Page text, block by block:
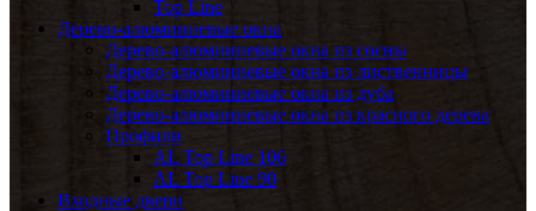
Top Line
Дерево-алюминиевые окна
Дерево-алюминиевые окна из сосны
Дерево-алюминиевые окна из лиственницы
Дерево-алюминиевые окна из дуба
Дерево-алюминиевые окна из красного дерева
Профили
AL Top Line 106
AL Top Line 90
Входные двери